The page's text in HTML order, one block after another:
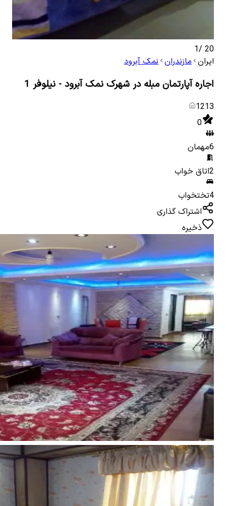
20
/
1
ایران مازندران نمک آبرود
اجاره آپارتمان مبله در شهرک نمک آبرود - نیلوفر 1
1213
0
6مهمان
2اتاق خواب
4تختخواب
اشتراک گذاری
ذخیره